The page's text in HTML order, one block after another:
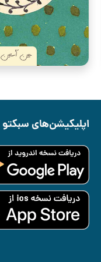
اپلیکیشن‌های سبکتو